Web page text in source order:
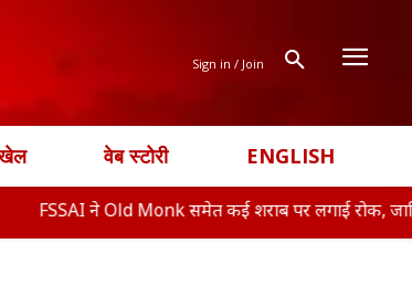
Sign in / Join
वेब स्टोरी ENGLISH
Old Monk समेत कई शराब पर लगाई रोक, जानिए क्या ह�